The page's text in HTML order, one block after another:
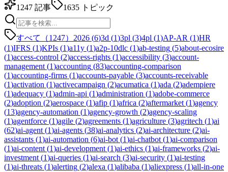
1247 記事 1635 トピック
すべて（1247） 2026 (6)3d (1)3pl (3)4pl (1)AP-AR (1)HR
(1)IFRS (1)KPIs (1)a11y (1)a2p-10dlc (1)ab-testing (5)about-ecosire
(1)access-control (2)access-rights (1)accessibility (3)account-
management (1)accounting (83)accounting-comparison
(1)accounting-firms (1)accounts-payable (3)accounts-receivable
(1)activation (1)activecampaign (2)acumatica (1)ada (2)adempiere
(1)adequacy (1)admin-api (1)administration (1)adobe-commerce
(2)adoption (2)aerospace (1)afip (1)africa (2)aftermarket (1)agency
(13)agency-automation (1)agency-growth (2)agency-scaling
(1)agentforce (1)agile (2)agreements (1)agriculture (3)agritech (1)ai
(62)ai-agent (1)ai-agents (38)ai-analytics (2)ai-architecture (2)ai-
assistants (1)ai-automation (6)ai-bot (1)ai-chatbot (1)ai-comparison
(1)ai-content (1)ai-development (1)ai-ethics (1)ai-frameworks (2)ai-
investment (1)ai-queries (1)ai-search (3)ai-security (1)ai-testing
(1)ai-threats (1)alerting (2)alexa (1)alibaba (1)aliexpress (1)all-in-one